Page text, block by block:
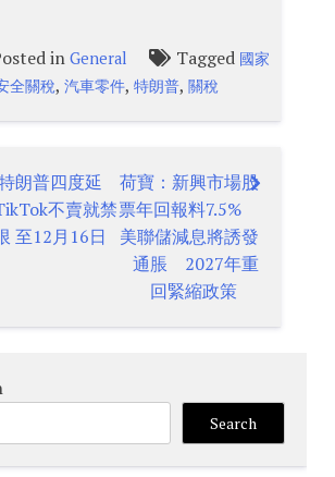
in General Tagged 國家
全關稅,汽車零件,特朗普,關稅
朗普四度延
不賣就禁
至12月16日
荷寶：新興市場股
票年回報料7.5%
美聯儲減息將誘發
通脹 2027年重
回緊縮政策
Search